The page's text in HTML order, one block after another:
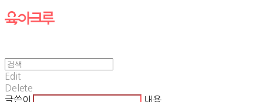
Edit
Delete
글쓴이
내용